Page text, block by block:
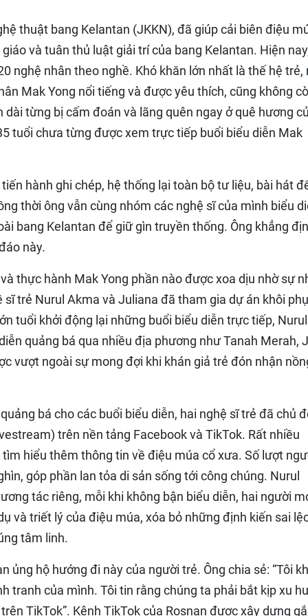
thuật bang Kelantan (JKKN), đã giúp cải biên điệu
và tuân thủ luật giải trí của bang Kelantan. Hiện
nghệ nhân theo nghề. Khó khăn lớn nhất là thế hệ trẻ,
Mak Yong nổi tiếng và được yêu thích, cũng không
từng bị cấm đoán và lãng quên ngay ở quê hương
tuổi chưa từng được xem trực tiếp buổi biểu diễn Mak
hành ghi chép, hệ thống lại toàn bộ tư liệu, bài hát
thời ông vẫn cùng nhóm các nghệ sĩ của mình biểu
bang Kelantan để giữ gìn truyền thống. Ông khẳng
này.
thực hành Mak Yong phần nào được xoa dịu nhờ sự
trẻ Nurul Akma và Juliana đã tham gia dự án khôi
tuổi khởi động lại những buổi biểu diễn trực tiếp, Nurul
quảng bá qua nhiều địa phương như Tanah Merah,
vượt ngoài sự mong đợi khi khán giả trẻ đón nhận
bá cho các buổi biểu diễn, hai nghệ sĩ trẻ đã chủ
trên nền tảng Facebook và TikTok. Rất nhiều
hiểu thêm thông tin về điệu múa cổ xưa. Số lượt
góp phần lan tỏa di sản sống tới công chúng. Nurul
tác riêng, mỗi khi không bận biểu diễn, hai người
và triết lý của điệu múa, xóa bỏ những định kiến sai
tâm linh.
ủng hộ hướng đi này của người trẻ. Ông chia sẻ: “Tôi
tranh của mình. Tôi tin rằng chúng ta phải bắt kịp xu
TikTok”. Kênh TikTok của Rosnan được xây dựng